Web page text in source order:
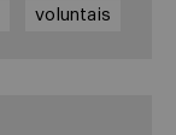
voluntais